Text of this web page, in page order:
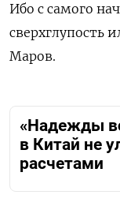
Ибо с самого
сверхглупость
Маров.
«Надежды
в Китай не
расчетами